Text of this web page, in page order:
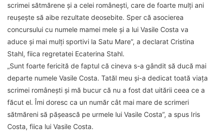
scrimei sătmărene și a celei românești, care de foarte mulți ani
reușește să aibe rezultate deosebite. Sper că asocierea
concursului cu numele mamei mele și a lui Vasile Costa va
aduce și mai mulți sportivi la Satu Mare”, a declarat Cristina
Stahl, fiica regretatei Ecaterina Stahl.
„Sunt foarte fericită de faptul că cineva s-a gândit să ducă mai
departe numele Vasile Costa. Tatăl meu și-a dedicat toată viața
scrimei românești și mă bucur că nu a fost dat uitării ceea ce a
făcut el. Îmi doresc ca un număr cât mai mare de scrimeri
sătmăreni să pășească pe urmele lui Vasile Costa”, a spus Iris
Costa, fiica lui Vasile Costa.